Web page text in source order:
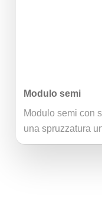
Modulo semi
Modulo semi con
una spruzzatura